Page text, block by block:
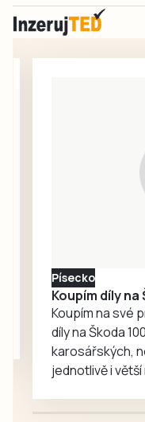
Písecko
Koupím díly na
Koupím na své
díly na Škoda
karosářských,
jednotlivě i